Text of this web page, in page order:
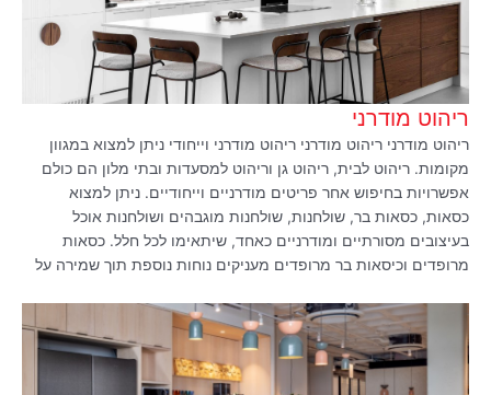
ריהוט מודרני
ריהוט מודרני ריהוט מודרני ריהוט מודרני וייחודי ניתן למצוא במגוון
מקומות. ריהוט לבית, ריהוט גן וריהוט למסעדות ובתי מלון הם כולם
אפשרויות בחיפוש אחר פריטים מודרניים וייחודיים. ניתן למצוא
כסאות, כסאות בר, שולחנות, שולחנות מוגבהים ושולחנות אוכל
בעיצובים מסורתיים ומודרניים כאחד, שיתאימו לכל חלל. כסאות
מרופדים וכיסאות בר מרופדים מעניקים נוחות נוספת תוך שמירה על